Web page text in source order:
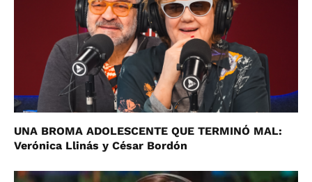
UNA BROMA ADOLESCENTE QUE TERMINÓ MAL:
Verónica Llinás y César Bordón